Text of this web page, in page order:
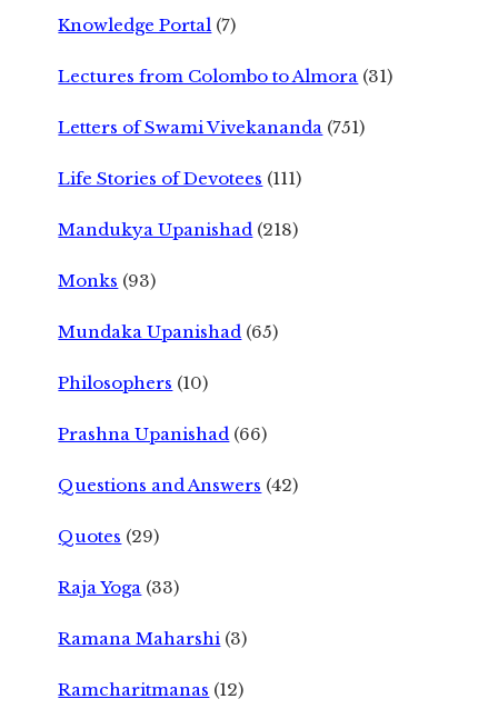
Knowledge Portal (7)
Lectures from Colombo to Almora (31)
Letters of Swami Vivekananda (751)
Life Stories of Devotees (111)
Mandukya Upanishad (218)
Monks (93)
Mundaka Upanishad (65)
Philosophers (10)
Prashna Upanishad (66)
Questions and Answers (42)
Quotes (29)
Raja Yoga (33)
Ramana Maharshi (3)
Ramcharitmanas (12)